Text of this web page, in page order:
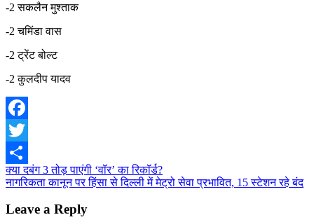
-2 सकलैन मुश्ताक
-2 चमिंडा वास
-2 ट्रेंट बोल्ट
-2 कुलदीप यादव
Facebook
Twitter
Share
Post
navigation
क्या दबंग 3 तोड़ पाएंगी ‘वॉर’ का रिकॉर्ड?
नागरिकता कानून पर हिंसा से दिल्ली में मेट्रो सेवा प्रभावित, 15 स्टेशन रहे बंद
Leave a Reply